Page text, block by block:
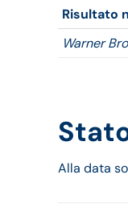
Risultato
Warner
Alla data